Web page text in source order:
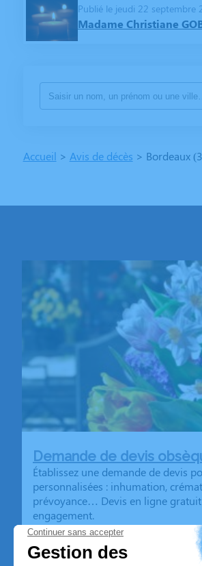
Publié le jeudi 22 septembre
Madame Christiane
Accueil > Avis de décès > Bordeaux
Demande de devis
Établissez une demande de devis
personnalisées : inhumation,
prévoyance… Devis en ligne gratuit
engagement.
En savoir plus